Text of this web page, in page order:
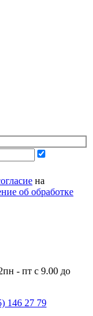
на
об обработке
пн - пт с 9.00 до
146 27 79